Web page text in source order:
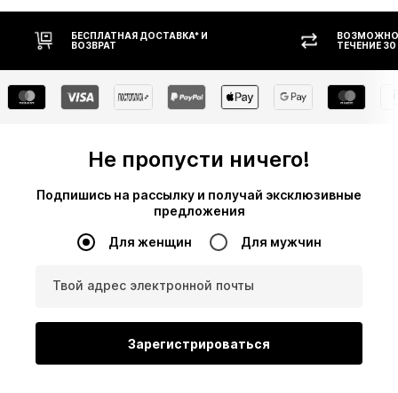
БЕСПЛАТНАЯ ДОСТАВКА* И
ВОЗВРАТ
ТЕЧЕНИЕ
Не пропусти ничего!
Подпишись на рассылку и получай эксклюзивные
предложения
Для женщин Для мужчин
Твой адрес электронной почты
Зарегистрироваться